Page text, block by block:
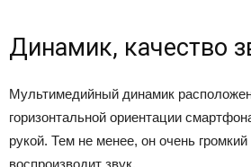
Динамик, качество
Мультимедийный динамик
горизонтальной ориентации
рукой. Тем не менее, он очень громкий
воспроизводит звук.